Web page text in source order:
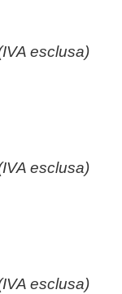
esclusa)
esclusa)
esclusa)